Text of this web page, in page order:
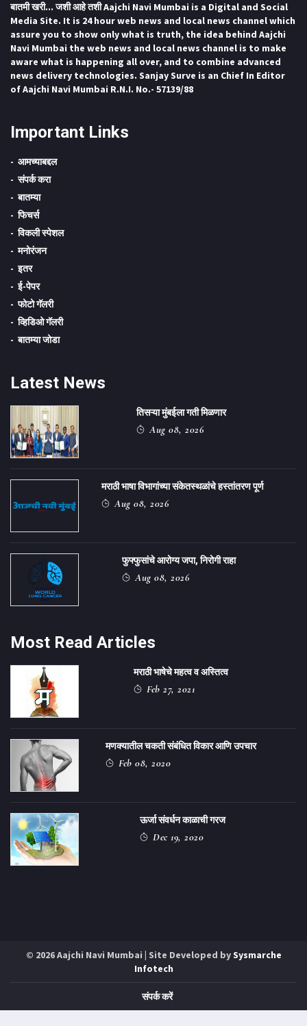
बातमी खरी... जशी आहे तशी Aajchi Navi Mumbai is a Digital and Social
Media Site. It is 24 hour web news and local news channel which
assure you to show only what is truth, the idea behind Aajchi
Navi Mumbai the web news and local news channel is to make
aware what is happening all over, and to combine advanced
news delivery technologies. Sanjay Surve is an Chief In Editor
of Aajchi Navi Mumbai R.N.I. No.- 57139/88
Important Links
आमच्याबद्दल
संपर्क करा
बातम्या
फिचर्स
विकली स्पेशल
मनोरंजन
इतर
ई-पेपर
फोटो गॅलरी
व्हिडिओ गॅलरी
बातम्या जोडा
Latest News
तिसऱ्या मुंबईला गती मिळणार
Aug 08, 2026
मराठी भाषा विभागांच्या संकेतस्थळांचे हस्तांतरण पूर्ण
Aug 08, 2026
फुफ्फुसांचे आरोग्य जपा, निरोगी राहा
Aug 08, 2026
Most Read Articles
मराठी भाषेचे महत्व व अस्तित्व
Feb 27, 2021
मणक्यातील चकती संबंधित विकार आणि उपचार
Feb 08, 2020
ऊर्जा संवर्धन काळाची गरज
Dec 19, 2020
© 2026 Aajchi Navi Mumbai | Site Developed bySysmarche
Infotech
संपर्क करें